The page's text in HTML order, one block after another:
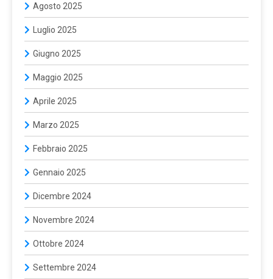
Agosto 2025
Luglio 2025
Giugno 2025
Maggio 2025
Aprile 2025
Marzo 2025
Febbraio 2025
Gennaio 2025
Dicembre 2024
Novembre 2024
Ottobre 2024
Settembre 2024